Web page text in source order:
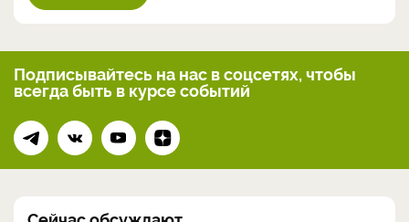
Подписывайтесь на нас в соцсетях, чтобы
всегдабыть в курсе событий